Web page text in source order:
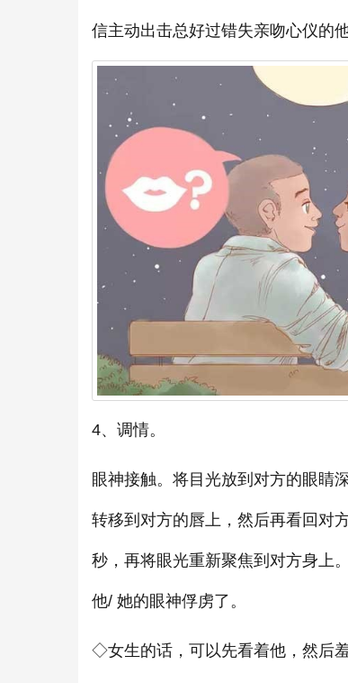
信主动出击总好过错失亲吻心仪的
4、调情。
眼神接触。将目光放到对方的眼睛
转移到对方的唇上，然后再看回对
秒，再将眼光重新聚焦到对方身上
他/ 她的眼神俘虏了。
◇女生的话，可以先看着他，然后